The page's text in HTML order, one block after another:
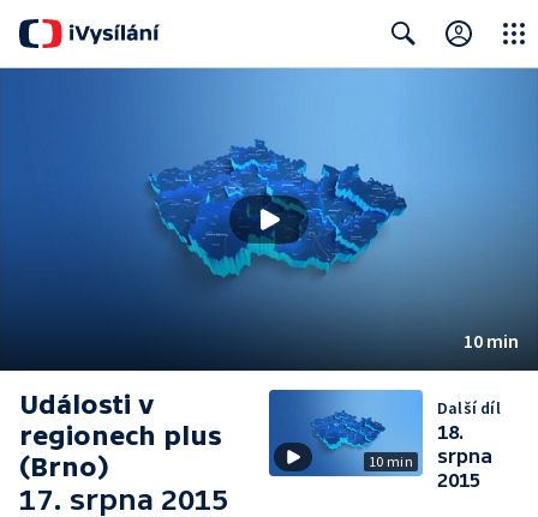
10 min
Události v
regionech plus
(Brno)
17. srpna 2015
10 min
Další díl
18.
srpna
2015